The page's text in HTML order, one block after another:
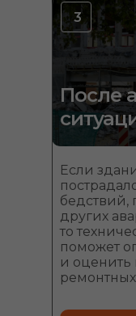
После
Если
бедствий,
других
то
поможет
и оценить
ремонтных
3